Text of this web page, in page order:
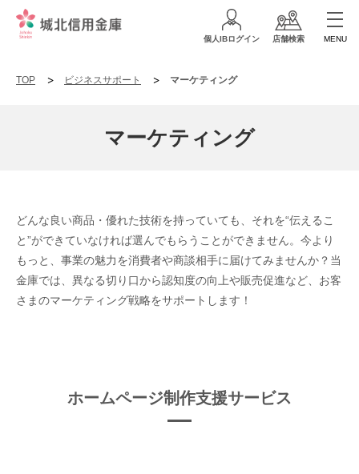
個人IBログイン 店舗検索 MENU
TOP ビジネスサポート マーケティング
マーケティング
どんな良い商品・優れた技術を持っていても、それを“伝えるこ
と”ができていなければ選んでもらうことができません。今より
もっと、事業の魅力を消費者や商談相手に届けてみませんか？当
金庫では、異なる切り口から認知度の向上や販売促進など、お客
さまのマーケティング戦略をサポートします！
ホームページ制作支援サービス